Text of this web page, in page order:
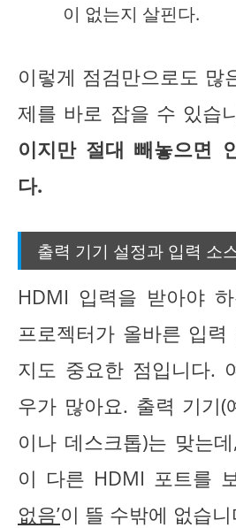
이 없는지 살핀다.
이렇게 점검만으로도 많
제를 바로 잡을 수 있습
이지만 절대 빼놓으면
다.
출력 기기 설정과 입력 소
HDMI 입력을 받아야
프로젝터가 올바른 입
지도 중요한 점입니다.
우가 많아요. 출력 기기(
이나 데스크톱)는 맞는
이 다른 HDMI 포트를
없음’이 뜰 수밖에 없습니